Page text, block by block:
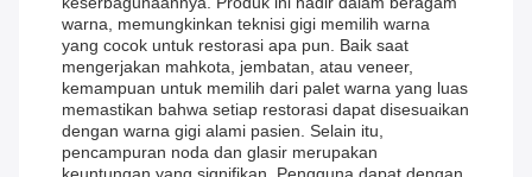
warna, memungkinkan teknisi gigi memilih warna
yang cocok untuk restorasi apa pun. Baik saat
mengerjakan mahkota, jembatan, atau veneer,
kemampuan untuk memilih dari palet warna yang luas
memastikan bahwa setiap restorasi dapat disesuaikan
dengan warna gigi alami pasien. Selain itu,
pencampuran noda dan glasir merupakan